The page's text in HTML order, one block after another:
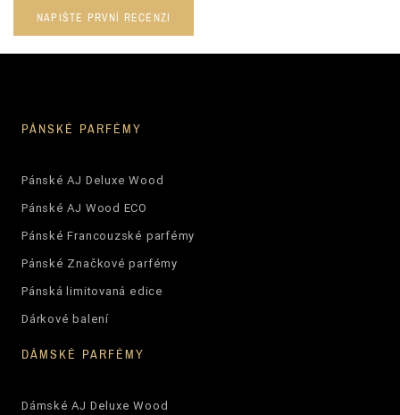
NAPIŠTE PRVNÍ RECENZI
PÁNSKÉ PARFÉMY
Pánské AJ Deluxe Wood
Pánské AJ Wood ECO
Pánské Francouzské parfémy
Pánské Značkové parfémy
Pánská limitovaná edice
Dárkové balení
DÁMSKÉ PARFÉMY
Dámské AJ Deluxe Wood